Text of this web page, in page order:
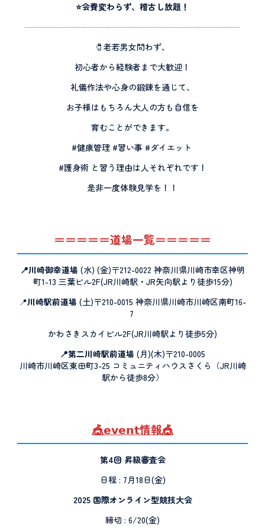
⭐️会費変わらず、稽古し放題！
┈┈┈┈┈┈┈┈┈┈┈┈┈┈┈┈┈┈┈┈┈┈┈┈┈┈
🧷老若男女問わず、
初心者から経験者まで大歓迎！
礼儀作法や心身の鍛錬を通じて、
お子様はもちろん大人の方も自信を
育むことができます。
#健康管理 #習い事 #ダイエット
#護身術 と習う理由は人それぞれです！
是非一度体験見学を！！
＝＝＝＝＝道場一覧＝＝＝＝＝
📍川崎御幸道場 (水) (金)〒212-0022 神奈川県川崎市幸区神明
町1-13 三葉ビル2F(JR川崎駅・JR矢向駅より徒歩15分)
📍川崎駅前道場 (土)〒210-0015 神奈川県川崎市川崎区南町16-
7
かわさきスカイビル2F(JR川崎駅より徒歩5分)
📍第二川崎駅前道場 (月)(木)〒210-0005
川崎市川崎区東田町3-25 コミュニティハウスさくら（JR川崎
駅から徒歩8分）
🎪𝗲𝘃𝗲𝗻𝘁情報🎪
第4回 昇級審査会
日程 : 7月18日(金)
2025 国際オンライン型競技大会
締切 : 6/20(金)